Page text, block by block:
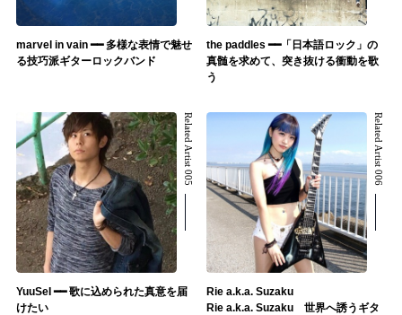
marvel in vain ━━ 多様な表情で魅せ
る技巧派ギターロックバンド
the paddles ━━「日本語ロック」の
真髄を求めて、突き抜ける衝動を歌
う
Related Artist 005
YuuSeI ━━ 歌に込められた真意を届
けたい
Related Artist 006
Rie a.k.a. Suzaku
Rie a.k.a. Suzaku 世界へ誘うギタ